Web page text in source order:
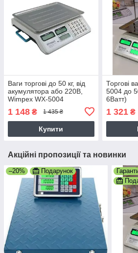
Ваги торгові до 50 кг, від
акумулятора або 220В,
Wimpex WX-5004
Настільні ваги електронні
25х35 см
1 148 ₴ 1 435 ₴
Купити
Торгові
5004 до
6Ватт)
1 321₴
Акційні пропозиції та новинки
–20% Подарунок